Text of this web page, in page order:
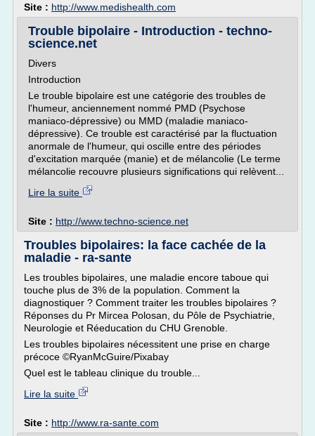
Site : http://www.medishealth.com
Trouble bipolaire - Introduction - techno-
science.net
Divers
Introduction
Le trouble bipolaire est une catégorie des troubles de
l'humeur, anciennement nommé PMD (Psychose
maniaco-dépressive) ou MMD (maladie maniaco-
dépressive). Ce trouble est caractérisé par la fluctuation
anormale de l'humeur, qui oscille entre des périodes
d'excitation marquée (manie) et de mélancolie (Le terme
mélancolie recouvre plusieurs significations qui relèvent...
Lire la suite
Site : http://www.techno-science.net
Troubles bipolaires: la face cachée de la
maladie - ra-sante
Les troubles bipolaires, une maladie encore taboue qui
touche plus de 3% de la population. Comment la
diagnostiquer ? Comment traiter les troubles bipolaires ?
Réponses du Pr Mircea Polosan, du Pôle de Psychiatrie,
Neurologie et Réeducation du CHU Grenoble.
Les troubles bipolaires nécessitent une prise en charge
précoce ©RyanMcGuire/Pixabay
Quel est le tableau clinique du trouble...
Lire la suite
Site : http://www.ra-sante.com